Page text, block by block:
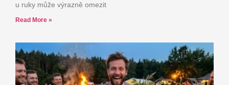
u ruky může výrazně omezit
Read More »